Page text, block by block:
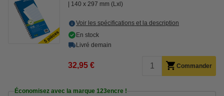
140 x 297 mm (Lxl)
Voir les spécifications et la description
En stock
Livré demain
32,95 € Commander
Économisez avec la marque 123encre !